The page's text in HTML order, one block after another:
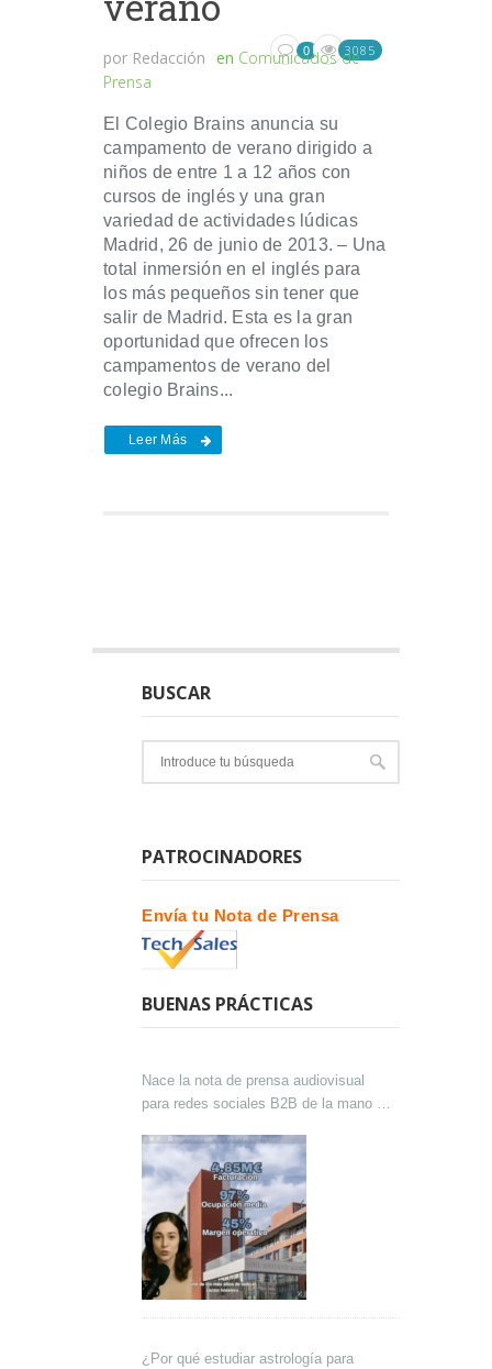
por Redacción en Comunicados de
Prensa
0 3085
El Colegio Brains anuncia su
campamento de verano dirigido a
niños de entre 1 a 12 años con
cursos de inglés y una gran
variedad de actividades lúdicas
Madrid, 26 de junio de 2013. – Una
total inmersión en el inglés para
los más pequeños sin tener que
salir de Madrid. Esta es la gran
oportunidad que ofrecen los
campamentos de verano del
colegio Brains...
Leer Más
BUSCAR
PATROCINADORES
Envía tu Nota de Prensa
BUENAS PRÁCTICAS
Nace la nota de prensa audiovisual
para redes sociales B2B de la mano de
¿Por qué estudiar astrología para